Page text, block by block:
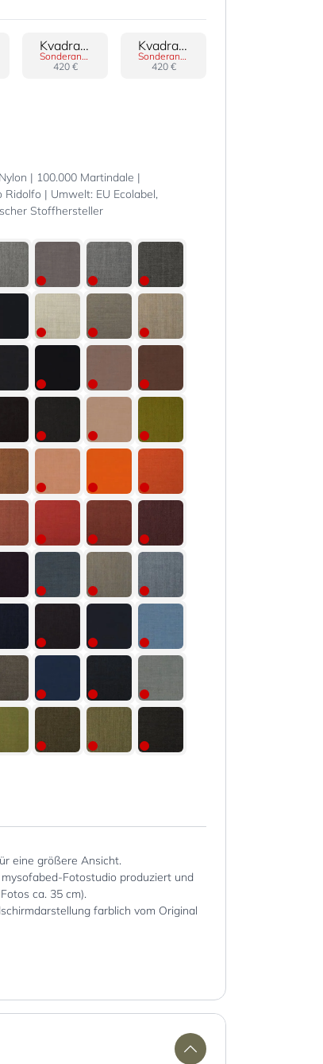
Kvadrat Divina Melange 3
Sonderanfertigung
420 €
Kvadrat Hallingdal 65
Sonderanfertigung
420 €
| 100.000 Martindale |
| Umwelt: EU Ecolabel,
Stoffhersteller
eine größere Ansicht.
Fotostudio produziert und
ca. 35 cm).
farblich vom Original